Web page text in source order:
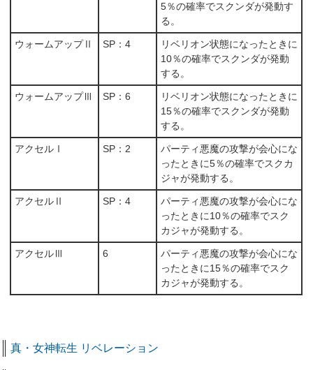
5％の確率でスクンダが発動す
る。
ウォームアップⅡ SP：4
リベリオン状態になったときに
10％の確率でスクンダが発動
する。
ウォームアップⅢ SP：6
リベリオン状態になったときに
15％の確率でスクンダが発動
する。
アクセルⅠ SP：2
パーティ悪魔の攻撃が会心にな
ったときに5％の確率でスクカ
ジャが発動する。
アクセルⅡ SP：4
パーティ悪魔の攻撃が会心にな
ったときに10％の確率でスク
カジャが発動する。
アクセルⅢ 6
パーティ悪魔の攻撃が会心にな
ったときに15％の確率でスク
カジャが発動する。
真・女神転生 リベレーション